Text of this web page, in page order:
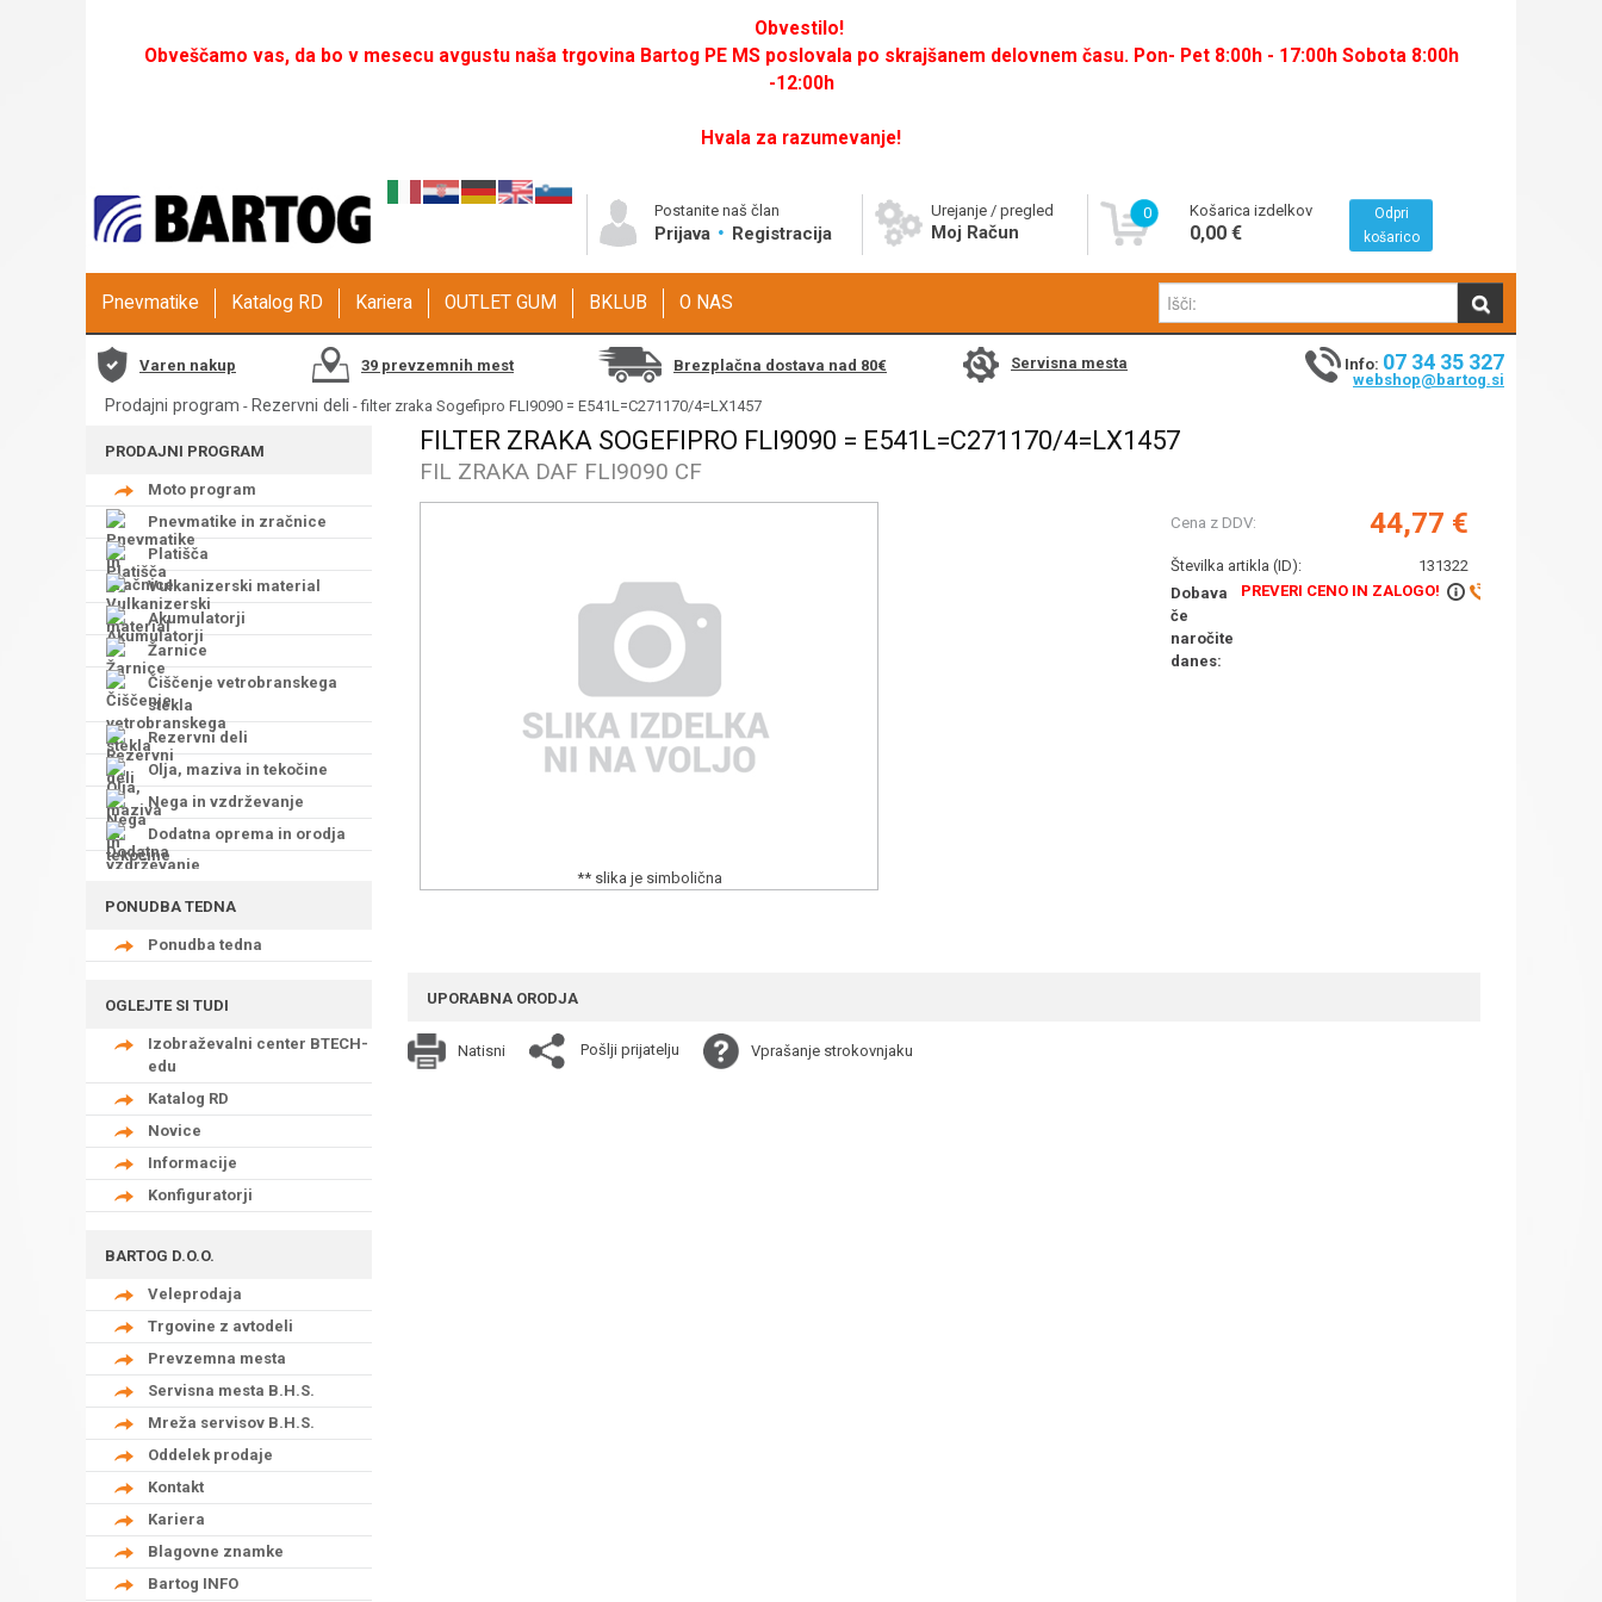
Obvestilo!
Obveščamo vas, da bo v mesecu avgustu naša trgovina Bartog PE MS poslovala po skrajšanem delovnem času. Pon- Pet 8:00h - 17:00h Sobota 8:00h
-12:00h
Hvala za razumevanje!
Postanite naš član
Prijava Registracija
Urejanje / pregled
Moj Račun
0 Košarica izdelkov
0,00 €
Odpri
košarico
Pnevmatike Katalog RD Kariera OUTLET GUM BKLUB O NAS
Varen nakup 39 prevzemnih mest Brezplačna dostava nad 80€ Servisna mesta Info: 07 34 35 327
webshop@bartog.si
Prodajni program - Rezervni deli - filter zraka Sogefipro FLI9090 = E541L=C271170/4=LX1457
PRODAJNI PROGRAM
Moto program
Pnevmatike in zračnice
Platišča
Vulkanizerski material
Akumulatorji
Žarnice
Čiščenje vetrobranskega
stekla
Rezervni deli
Olja, maziva in tekočine
Nega in vzdrževanje
Dodatna oprema in orodja
PONUDBA TEDNA
Ponudba tedna
OGLEJTE SI TUDI
Izobraževalni center BTECH-
edu
Katalog RD
Novice
Informacije
Konfiguratorji
BARTOG D.O.O.
Veleprodaja
Trgovine z avtodeli
Prevzemna mesta
Servisna mesta B.H.S.
Mreža servisov B.H.S.
Oddelek prodaje
Kontakt
Kariera
Blagovne znamke
Bartog INFO
FILTER ZRAKA SOGEFIPRO FLI9090 = E541L=C271170/4=LX1457
FIL ZRAKA DAF FLI9090 CF
** slika je simbolična
Cena z DDV: 44,77 €
Številka artikla (ID):
131322
Dobava
če
naročite
danes:
PREVERI CENO IN ZALOGO!
UPORABNA ORODJA
Natisni Pošlji prijatelju Vprašanje strokovnjaku